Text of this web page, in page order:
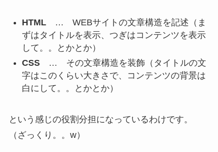
HTML… WEBサイトの文章構造を記述（ま
ずはタイトルを表示、つぎはコンテンツを表示
して。。とかとか）
CSS… その文章構造を装飾（タイトルの文
字はこのくらい大きさで、コンテンツの背景は
白にして。。とかとか）
という感じの役割分担になっているわけです。
（ざっくり。。w）